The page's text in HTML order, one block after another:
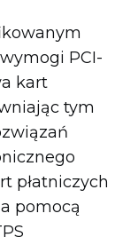
PCI-
kart
tym
płatniczych
pomocą